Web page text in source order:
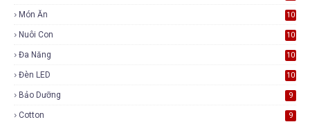
Món Ăn 10
Nuôi Con 10
Đa Năng 10
Đèn LED 10
Bảo Dưỡng 9
Cotton 9